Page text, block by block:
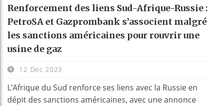
Renforcement des liens Sud-Afrique-Russie :
PetroSA et Gazprombank s’associent malgré
les sanctions américaines pour rouvrir une
usine de gaz
12 Dec 2023
L’Afrique du Sud renforce ses liens avec la Russie en
dépit des sanctions américaines, avec une annonce